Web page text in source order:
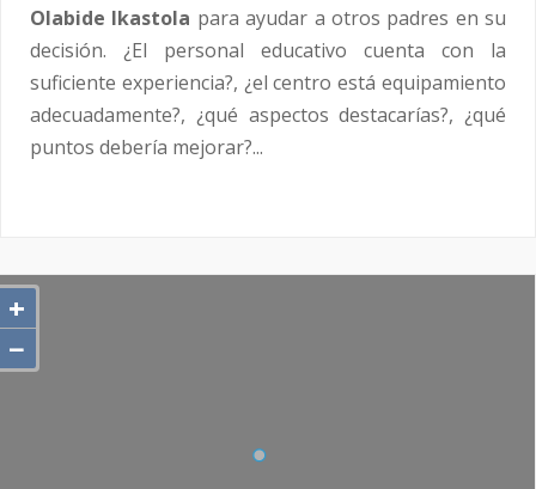
Olabide Ikastola para ayudar a otros padres en su
decisión. ¿El personal educativo cuenta con la
suficiente experiencia?, ¿el centro está equipamiento
adecuadamente?, ¿qué aspectos destacarías?, ¿qué
puntos debería mejorar?...
+
−